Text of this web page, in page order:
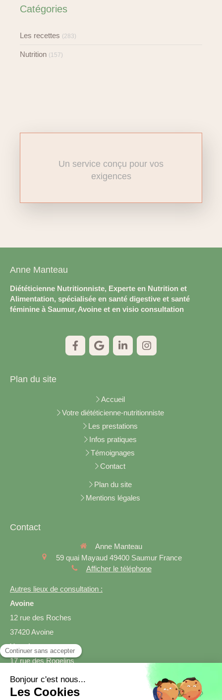
Catégories
Les recettes (283)
Nutrition (157)
Un service conçu pour vos
exigences
Anne Manteau
Diététicienne Nutritionniste, Experte en Nutrition et
Alimentation, spécialisée en santé digestive et santé
féminine à Saumur, Avoine et en visio consultation
Plan du site
Accueil
Votre diététicienne-nutritionniste
Les prestations
Infos pratiques
Témoignages
Contact
Plan du site
Mentions légales
Contact
Anne Manteau
59 quai Mayaud 49400 Saumur France
Afficher le téléphone
Autres lieux de consultation :
Avoine
12 rue des Roches
37420 Avoine
Varrains
17 rue des Rogelins
49400 Varrains
Prendre rendez-vous